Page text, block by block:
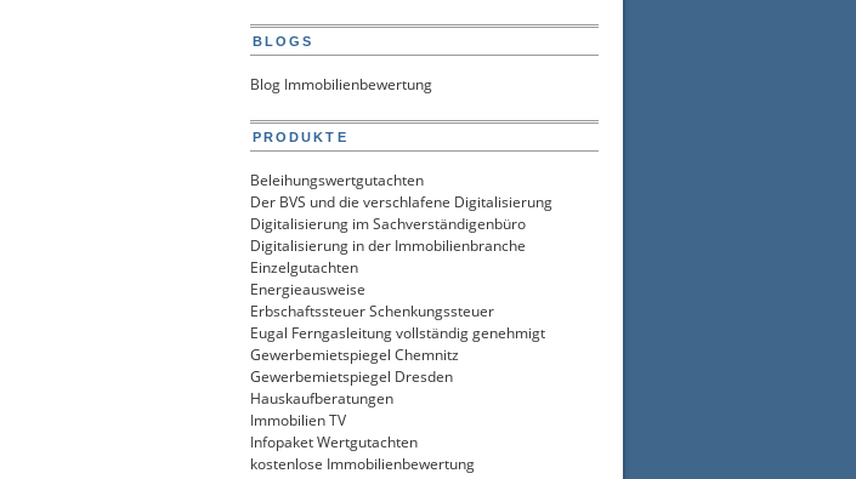
BLOGS
Blog Immobilienbewertung
PRODUKTE
Beleihungswertgutachten
Der BVS und die verschlafene Digitalisierung
Digitalisierung im Sachverständigenbüro
Digitalisierung in der Immobilienbranche
Einzelgutachten
Energieausweise
Erbschaftssteuer Schenkungssteuer
Eugal Ferngasleitung vollständig genehmigt
Gewerbemietspiegel Chemnitz
Gewerbemietspiegel Dresden
Hauskaufberatungen
Immobilien TV
Infopaket Wertgutachten
kostenlose Immobilienbewertung